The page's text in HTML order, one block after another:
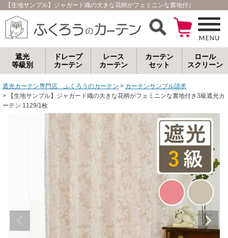
【生地サンプル】ジャガード織の大きな花柄がフェミニンな裏地付き3級遮光
遮光
等級別
ドレープ
カーテン
レース
カーテン
カーテン
セット
ロール
スクリーン
遮光カーテン専門店 ふくろうのカーテン
カーテンサンプル請求
【生地サンプル】ジャガード織の大きな花柄がフェミニンな裏地付き3級遮光カ
ーテン 1129/1枚